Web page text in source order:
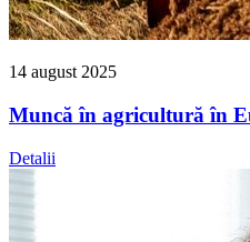
14 august 2025
Muncă în agricultură în
Detalii